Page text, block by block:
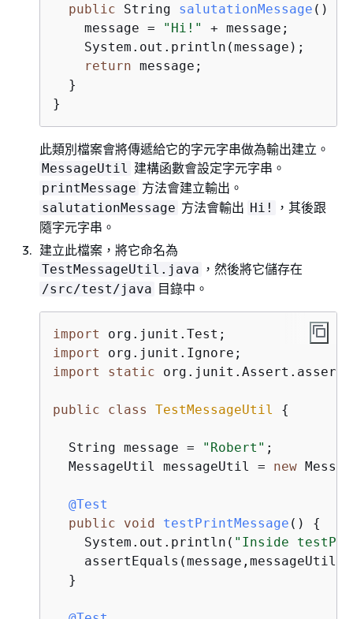
public String salutationMessage ()
    message =
"Hi!"
+ message;
    System.out.println(message);
return message;
  }
}
此類別檔案會將傳遞給它的字元字串做為輸出建立。
MessageUtil 建構函數會設定字元字串。
printMessage 方法會建立輸出。
salutationMessage 方法會輸出 Hi!
，其後跟
隨字元字串。
建立此檔案，將它命名為
TestMessageUtil.java ，然後將它儲存在
/src/test/java 目錄中。
import
import
import
static
public class TestMessageUtil {
  String message =
"Robert" ;
  MessageUtil messageUtil =
new
@Test
public
void testPrintMessage ()
{
    System.out.println(
"Inside
  }